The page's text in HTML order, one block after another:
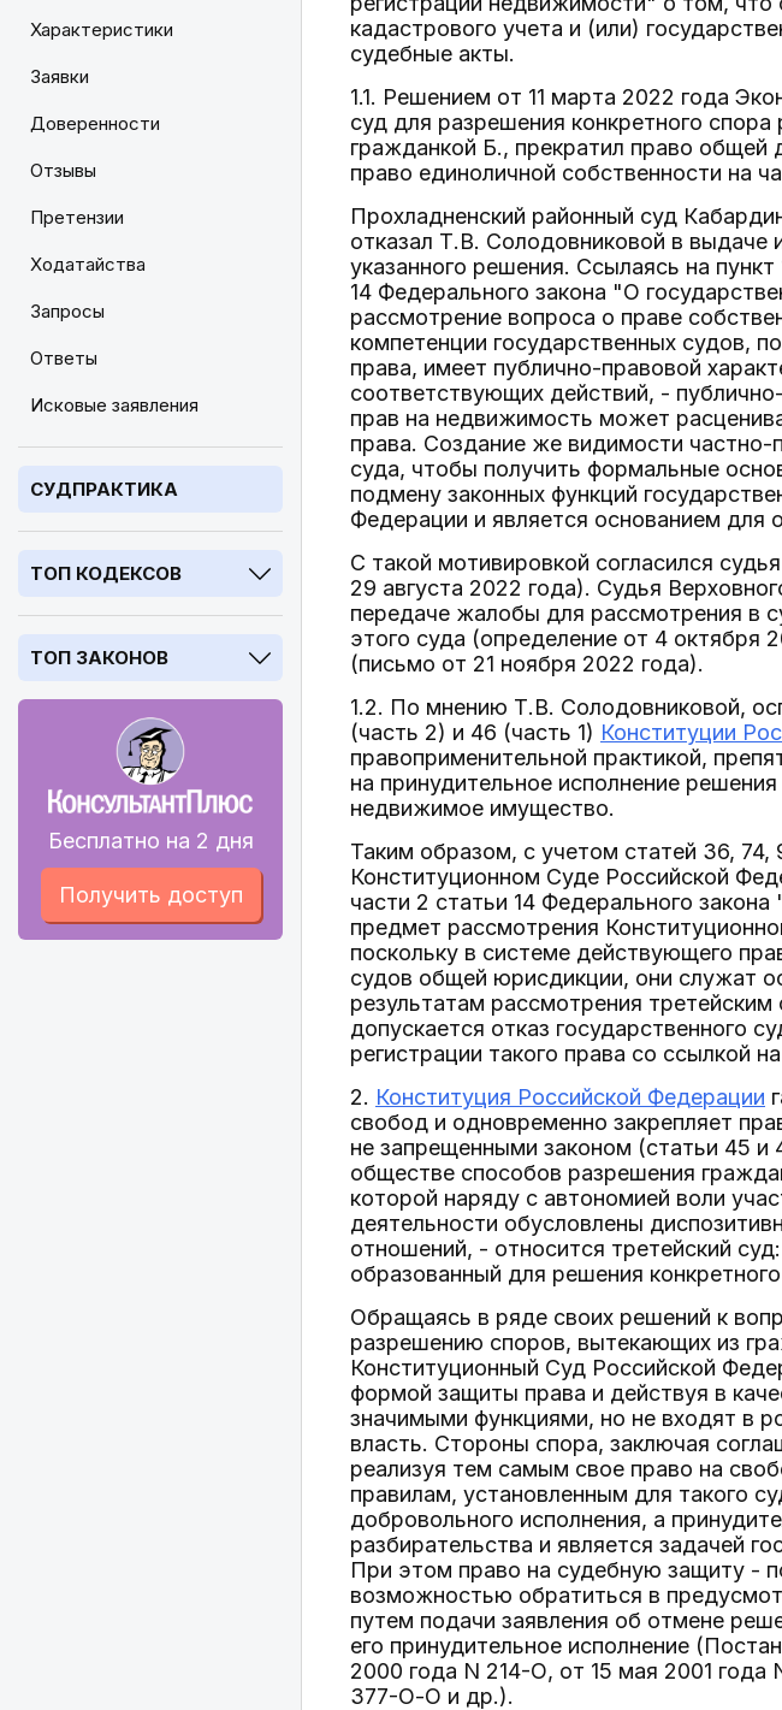
Характеристики
Заявки
Доверенности
Отзывы
Претензии
Ходатайства
Запросы
Ответы
Исковые заявления
СУДПРАКТИКА
ТОП КОДЕКСОВ
ТОП ЗАКОНОВ
Бесплатно на 2 дня
Получить доступ
кадастрового учета и (или)
судебные акты.
1.1. Решением от 11 марта 2022 года
суд для разрешения конкретного
гражданкой Б., прекратил право общей
право единоличной собственности на
Прохладненский районный суд
отказал Т.В. Солодовниковой в выдаче
указанного решения. Ссылаясь на пункт
14 Федерального закона "О
рассмотрение вопроса о праве
компетенции государственных судов,
права, имеет публично-правовой
соответствующих действий, -
прав на недвижимость может
права. Создание же видимости частно-
суда, чтобы получить формальные
подмену законных функций
Федерации и является основанием для
С такой мотивировкой согласился
29 августа 2022 года). Судья
передаче жалобы для рассмотрения в
этого суда (определение от 4 октября
(письмо от 21 ноября 2022 года).
1.2. По мнению Т.В. Солодовниковой,
(часть 2) и 46 (часть 1) Конституции
правоприменительной практикой,
на принудительное исполнение
недвижимое имущество.
Таким образом, с учетом статей 36,
Конституционном Суде Российской
части 2 статьи 14 Федерального
предмет рассмотрения
поскольку в системе действующего
судов общей юрисдикции, они служат
результатам рассмотрения
допускается отказ государственного
регистрации такого права со ссылкой
2. Конституция Российской Федерации
свобод и одновременно закрепляет
не запрещенными законом (статьи 45
обществе способов разрешения
которой наряду с автономией воли
деятельности обусловлены
отношений, - относится третейский
образованный для решения
Обращаясь в ряде своих решений к
разрешению споров, вытекающих из
Конституционный Суд Российской
формой защиты права и действуя в
значимыми функциями, но не входят в
власть. Стороны спора, заключая
реализуя тем самым свое право на
правилам, установленным для такого
добровольного исполнения, а
разбирательства и является задачей
При этом право на судебную защиту -
возможностью обратиться в
путем подачи заявления об отмене
его принудительное исполнение
2000 года N 214-О, от 15 мая 2001
377-О-О и др.).